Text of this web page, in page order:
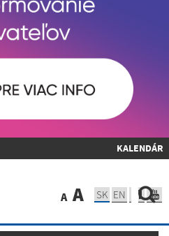
KALENDÁR
A A SK EN